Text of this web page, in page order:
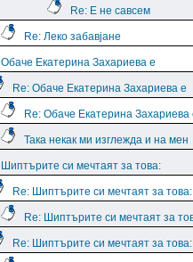
Re: Е не савсем
Re: Леко забавјане
Обаче Екатерина Захариева е
Re: Обаче Екатерина Захариева е
Re: Обаче Екатерина Захариева
Така некак ми изглежда и на мен
Шиптърите си мечтаят за това:
Re: Шиптърите си мечтаят за това:
Re: Шиптърите си мечтаят за
Re: Шиптърите си мечтаят за това: